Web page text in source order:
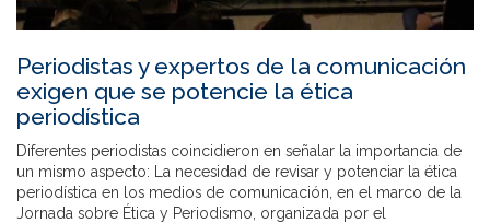
Periodistas y expertos de la comunicación
exigen que se potencie la ética
periodística
Diferentes periodistas coincidieron en señalar la importancia de
un mismo aspecto: La necesidad de revisar y potenciar la ética
periodística en los medios de comunicación, en el marco de la
Jornada sobre Ética y Periodismo, organizada por el